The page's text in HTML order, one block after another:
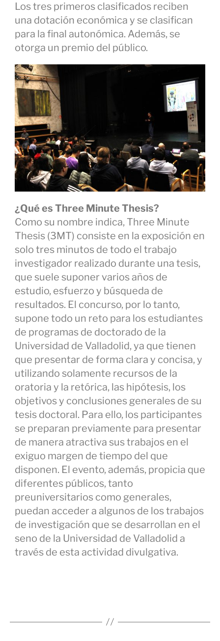
Los tres primeros clasificados reciben
una dotación económica y se clasifican
para la final autonómica. Además, se
otorga un premio del público.
¿Qué es Three Minute Thesis?
Como su nombre indica, Three Minute
Thesis (3MT) consiste en la exposición en
solo tres minutos de todo el trabajo
investigador realizado durante una tesis,
que suele suponer varios años de
estudio, esfuerzo y búsqueda de
resultados. El concurso, por lo tanto,
supone todo un reto para los estudiantes
de programas de doctorado de la
Universidad de Valladolid, ya que tienen
que presentar de forma clara y concisa, y
utilizando solamente recursos de la
oratoria y la retórica, las hipótesis, los
objetivos y conclusiones generales de su
tesis doctoral. Para ello, los participantes
se preparan previamente para presentar
de manera atractiva sus trabajos en el
exiguo margen de tiempo del que
disponen. El evento, además, propicia que
diferentes públicos, tanto
preuniversitarios como generales,
puedan acceder a algunos de los trabajos
de investigación que se desarrollan en el
seno de la Universidad de Valladolid a
través de esta actividad divulgativa.